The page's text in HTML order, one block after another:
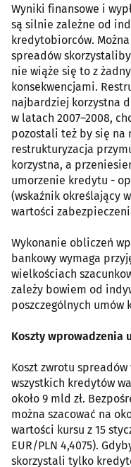
Wyniki finansowe i
są silnie zależne od
kredytobiorców.
spreadów
nie wiąże się to z
konsekwencjami.
najbardziej korzystna
w latach 2007–2008,
pozostali też by się na
restrukturyzacja
korzystna, a
umorzenie kredytu -
(wskaźnik określający
wartości
Wykonanie obliczeń
bankowy wymaga
wielkościach
zależy bowiem od
poszczególnych umów
Koszty wprowadzenia
Koszt zwrotu
wszystkich kredytów
około 9 mld zł.
można szacować na
wartości kursu z 15
EUR/PLN 4,4075).
skorzystali tylko